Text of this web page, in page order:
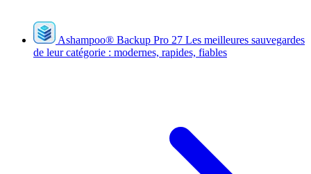
Ashampoo® Backup Pro 27 Les meilleures sauvegardes
de leur catégorie : modernes, rapides, fiables